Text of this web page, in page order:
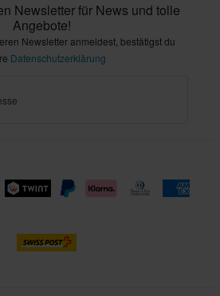
Newsletter für News und tolle
Angebote!
Newsletter anmeldest, bestätigst du
Datenschutzerklärung